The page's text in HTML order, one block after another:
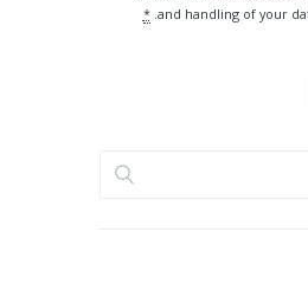
and handling of your
*